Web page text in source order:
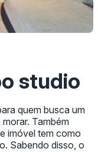
studio
quem busca um
Também
imóvel tem como
Sabendo disso, o